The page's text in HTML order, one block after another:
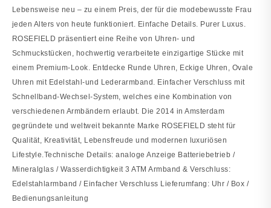
Lebensweise neu – zu einem Preis, der für die modebewusste Frau
jeden Alters von heute funktioniert. Einfache Details. Purer Luxus.
ROSEFIELD präsentiert eine Reihe von Uhren- und
Schmuckstücken, hochwertig verarbeitete einzigartige Stücke mit
einem Premium-Look. Entdecke Runde Uhren, Eckige Uhren, Ovale
Uhren mit Edelstahl-und Lederarmband. Einfacher Verschluss mit
Schnellband-Wechsel-System, welches eine Kombination von
verschiedenen Armbändern erlaubt. Die 2014 in Amsterdam
gegründete und weltweit bekannte Marke ROSEFIELD steht für
Qualität, Kreativität, Lebensfreude und modernen luxuriösen
Lifestyle.Technische Details: analoge Anzeige Batteriebetrieb /
Mineralglas / Wasserdichtigkeit 3 ATM Armband & Verschluss:
Edelstahlarmband / Einfacher Verschluss Lieferumfang: Uhr / Box /
Bedienungsanleitung